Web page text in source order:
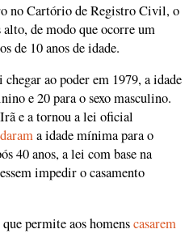
no Cartório de Registro Civil, o
de modo que ocorre um
de 10 anos de idade.
ao poder em 1979, a idade
e 20 para o sexo masculino.
e a tornou a lei oficial
a idade mínima para o
40 anos, a lei com base na
impedir o casamento
permite aos homenscasarem